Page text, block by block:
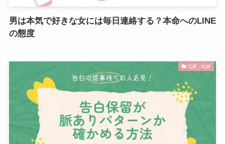
男は本気で好きな女には毎日連絡する？本命へのLINE
の態度
恋愛・結婚